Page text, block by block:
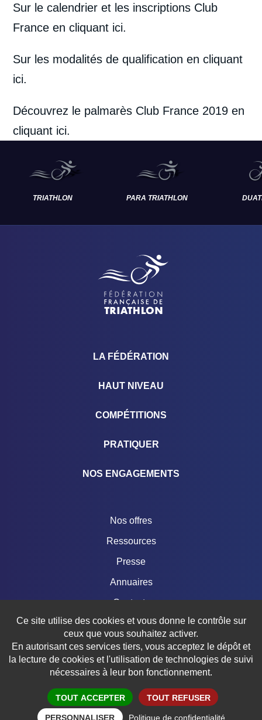
Sur le calendrier et les inscriptions Club
Franceen cliquant ici.
Sur les modalités de qualificationen cliquant
ici.
Découvrez le palmarès Club France 2019en
cliquant ici.
TRIATHLON PARA TRIATHLON
LA FÉDÉRATION
HAUT NIVEAU
COMPÉTITIONS
PRATIQUER
NOS ENGAGEMENTS
Nos offres
Ressources
Presse
Annuaires
Contacts
Boutique
Mentions légales
Crédits
Données personnelles
Ce site utilise des cookies et vous donne le contrôle sur
ceux que vous souhaitez activer.
En autorisant ces services tiers, vous acceptez le dépôt et
la lecture de cookies et l'utilisation de technologies de suivi
nécessaires à leur bon fonctionnement.
Politique de confidentialité